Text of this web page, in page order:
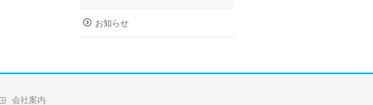
お知らせ
会社案内